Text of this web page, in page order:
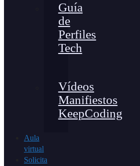
Guía
de
Perfiles
Tech
Vídeos
Manifiestos
KeepCoding
Aula
virtual
Solicita